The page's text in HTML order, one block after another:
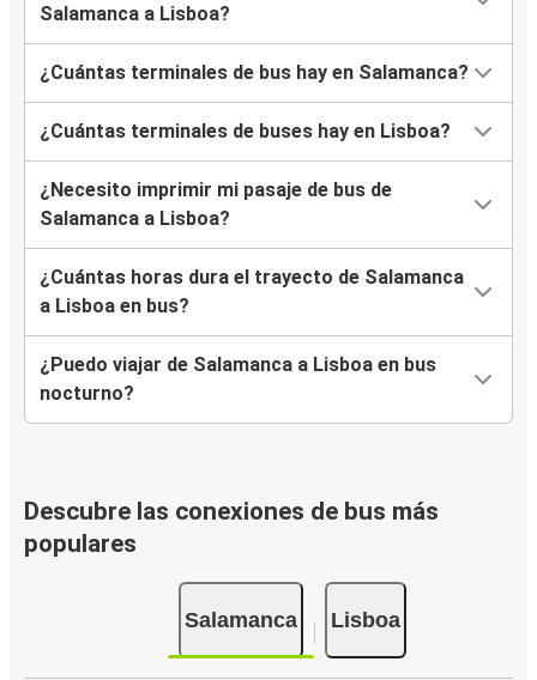
Salamanca a Lisboa?
¿Cuántas terminales de bus hay en Salamanca?
¿Cuántas terminales de buses hay en Lisboa?
¿Necesito imprimir mi pasaje de bus de
Salamanca a Lisboa?
¿Cuántas horas dura el trayecto de Salamanca
a Lisboa en bus?
¿Puedo viajar de Salamanca a Lisboa en bus
nocturno?
Descubre las conexiones de bus más
populares
Salamanca Lisboa